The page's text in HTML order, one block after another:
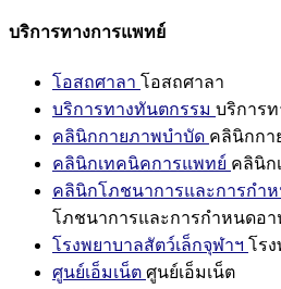
บริการทางการแพทย์
โอสถศาลา โอสถศาลา
บริการทางทันตกรรม บริการ
คลินิกกายภาพบำบัด คลินิกกา
คลินิกเทคนิคการแพทย์ คลินิก
คลินิกโภชนาการและการกำ
โภชนาการและการกำหนดอา
โรงพยาบาลสัตว์เล็กจุฬาฯ โร
ศูนย์เอ็มเน็ต ศูนย์เอ็มเน็ต